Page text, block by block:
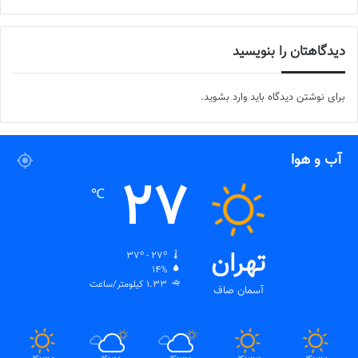
دیدگاهتان را بنویسید
برای نوشتن دیدگاه باید وارد بشوید.
آب و هوا
تهران
آسمان صاف
27
℃
14%
1.33 کیلومتر/ساعت